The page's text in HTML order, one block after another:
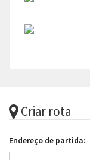
Criar rota
Endereço de partida: